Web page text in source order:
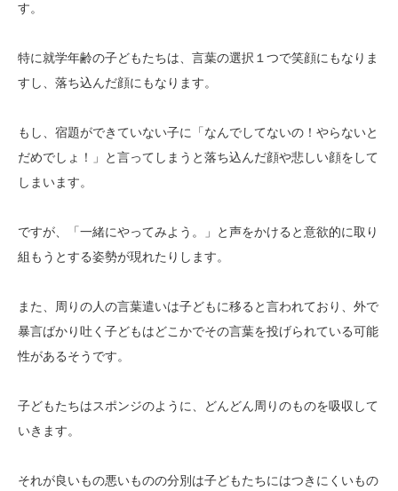
す。
特に就学年齢の子どもたちは、言葉の選択１つで笑顔にもなりま
すし、落ち込んだ顔にもなります。
もし、宿題ができていない子に「なんでしてないの！やらないと
だめでしょ！」と言ってしまうと落ち込んだ顔や悲しい顔をして
しまいます。
ですが、「一緒にやってみよう。」と声をかけると意欲的に取り
組もうとする姿勢が現れたりします。
また、周りの人の言葉遣いは子どもに移ると言われており、外で
暴言ばかり吐く子どもはどこかでその言葉を投げられている可能
性があるそうです。
子どもたちはスポンジのように、どんどん周りのものを吸収して
いきます。
それが良いもの悪いものの分別は子どもたちにはつきにくいもの